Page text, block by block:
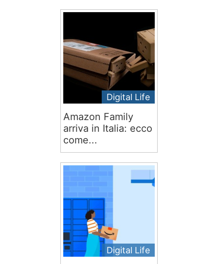
Digital Life
Amazon Family
arriva in Italia: ecco
come...
Digital Life